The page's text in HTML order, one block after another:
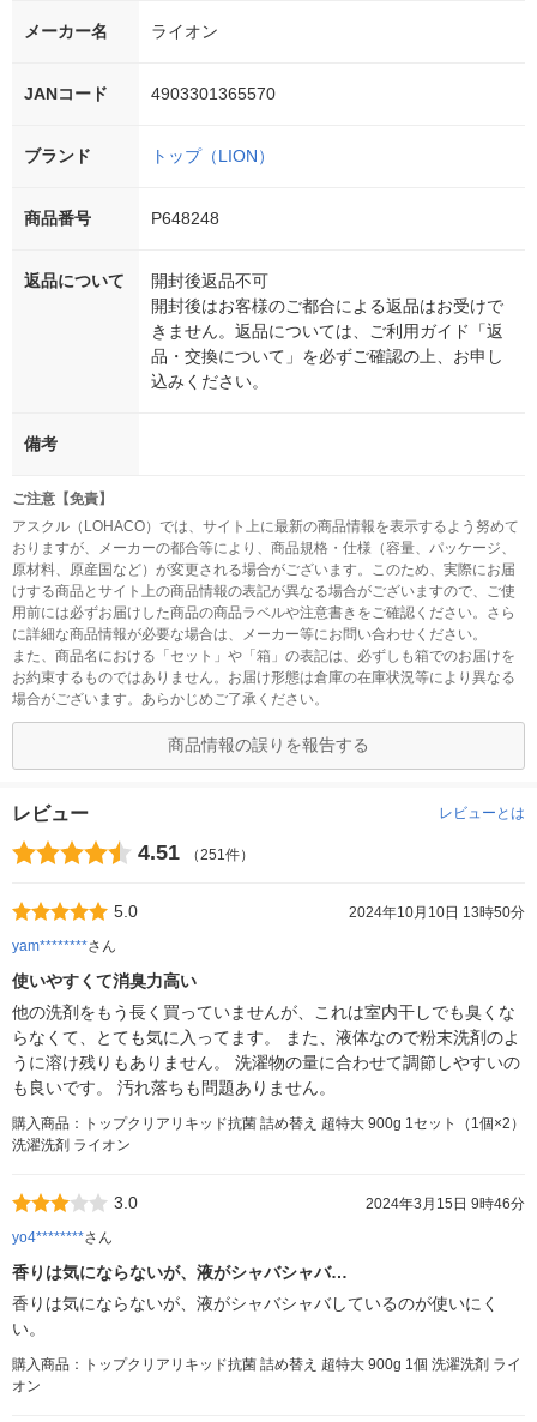
メーカー名 ライオン
JANコード 4903301365570
ブランド トップ（LION）
商品番号 P648248
返品について
開封後返品不可
開封後はお客様のご都合による返品はお受けで
きません。返品については、ご利用ガイド「返
品・交換について」を必ずご確認の上、お申し
込みください。
備考
ご注意【免責】
アスクル（LOHACO）では、サイト上に最新の商品情報を表示するよう努めて
おりますが、メーカーの都合等により、商品規格・仕様（容量、パッケージ、
原材料、原産国など）が変更される場合がございます。このため、実際にお届
けする商品とサイト上の商品情報の表記が異なる場合がございますので、ご使
用前には必ずお届けした商品の商品ラベルや注意書きをご確認ください。さら
に詳細な商品情報が必要な場合は、メーカー等にお問い合わせください。
また、商品名における「セット」や「箱」の表記は、必ずしも箱でのお届けを
お約束するものではありません。お届け形態は倉庫の在庫状況等により異なる
場合がございます。あらかじめご了承ください。
商品情報の誤りを報告する
レビュー レビューとは
4.51 （251件）
5.0
2024年10月10日 13時50分
yam********さん
使いやすくて消臭力高い
他の洗剤をもう長く買っていませんが、これは室内干しでも臭くな
らなくて、とても気に入ってます。 また、液体なので粉末洗剤のよ
うに溶け残りもありません。 洗濯物の量に合わせて調節しやすいの
も良いです。 汚れ落ちも問題ありません。
購入商品：トップクリアリキッド抗菌 詰め替え 超特大 900g 1セット（1個×2）
洗濯洗剤 ライオン
3.0
2024年3月15日 9時46分
yo4********さん
香りは気にならないが、液がシャバシャバ…
香りは気にならないが、液がシャバシャバしているのが使いにく
い。
購入商品：トップクリアリキッド抗菌 詰め替え 超特大 900g 1個 洗濯洗剤 ライ
オン